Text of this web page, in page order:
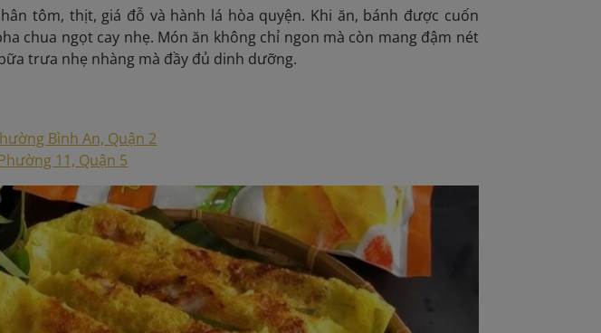
tôm, thịt, giá đỗ và hành lá hòa quyện. Khi ăn, bánh được cuốn
chua ngọt cay nhẹ. Món ăn không chỉ ngon mà còn mang đậm nét
trưa nhẹ nhàng mà đầy đủ dinh dưỡng.
Bình An, Quận 2
11, Quận 5